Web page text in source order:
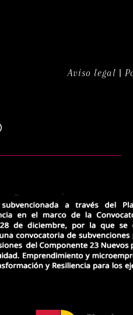
Aviso legal |